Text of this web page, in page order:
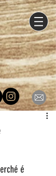
é